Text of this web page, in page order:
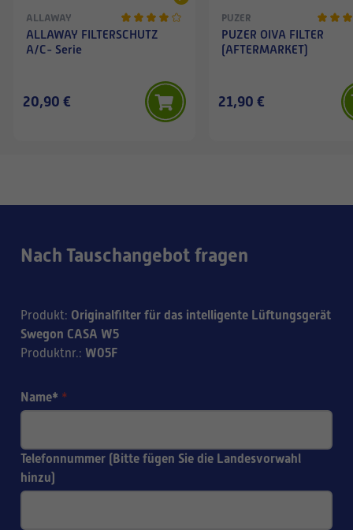
Suodatin oli kyllä
alkuperäisessä
paketissaan, ja sisältö on
valmistaja sen on
alkuperäisyydelle.
ALLAWAY
ALLAWAY FILTERSCHUTZ
A/C- Serie
20,90 €
PUZER
PUZER OIVA FILTER
(AFTERMARKET)
21,90 €
Nach Tauschangebot fragen
Produkt: Originalfilter für das intelligente Lüftungsgerät
Swegon CASA W5
Produktnr.: W05F
Name* *
Telefonnummer (Bitte fügen Sie die Landesvorwahl
hinzu)